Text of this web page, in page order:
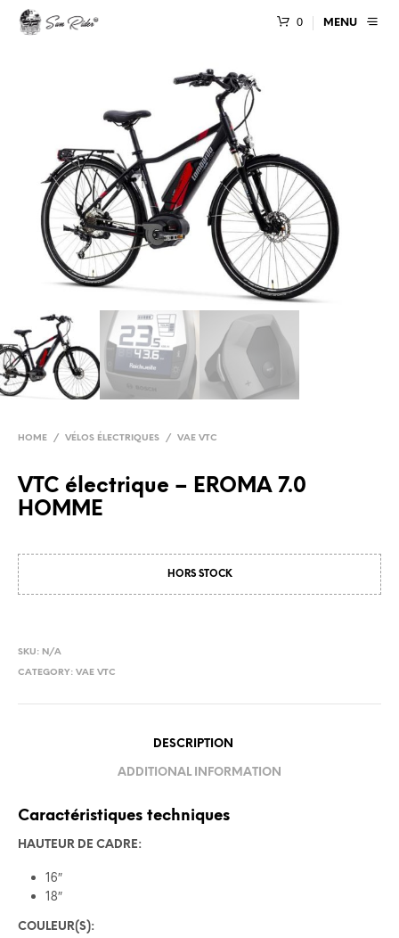
0 MENU
HOME / VÉLOS ÉLECTRIQUES / VAE VTC
VTC électrique – EROMA 7.0
HOMME
HORS STOCK
SKU: N/A
CATEGORY: VAE VTC
DESCRIPTION
ADDITIONAL INFORMATION
Caractéristiques techniques
HAUTEUR DE CADRE:
16″
18″
COULEUR(S):